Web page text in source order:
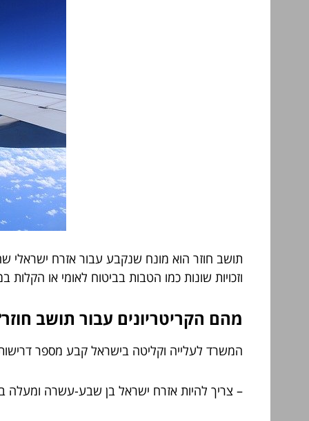
תושב חוזר הוא מונח שנקבע עבור אזרח
וזכויות שונות כמו הטבות בביטוח לאומי או
מהם הקריטריונים עבור תושב
המשרד לעלייה וקליטה בישראל קבע מספר
– צריך להיות אזרח ישראל בן שבע-עשרה